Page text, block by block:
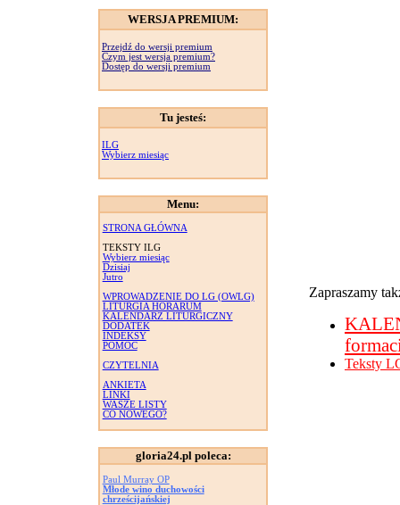
WERSJA PREMIUM:
Przejdź do wersji premium
Czym jest wersja premium?
Dostęp do wersji premium
Tu jesteś:
ILG
Wybierz miesiąc
Menu:
STRONA GŁÓWNA
TEKSTY ILG
Wybierz miesiąc
Dzisiaj
Jutro
WPROWADZENIE DO LG (OWLG)
LITURGIA HORARUM
KALENDARZ LITURGICZNY
DODATEK
INDEKSY
POMOC
CZYTELNIA
ANKIETA
LINKI
WASZE LISTY
CO NOWEGO?
gloria24.pl poleca:
Paul Murray OP
Młode wino duchowości
chrześcijańskiej
Zapraszamy
Teksty